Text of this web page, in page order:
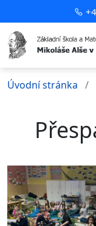
Úvodní stránka